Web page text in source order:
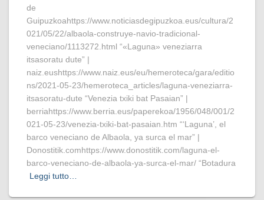
de
Guipuzkoahttps://www.noticiasdegipuzkoa.eus/cultura/2
021/05/22/albaola-construye-navio-tradicional-
veneciano/1113272.html “«Laguna» veneziarra
itsasoratu dute” |
naiz.eushttps://www.naiz.eus/eu/hemeroteca/gara/editio
ns/2021-05-23/hemeroteca_articles/laguna-veneziarra-
itsasoratu-dute “Venezia txiki bat Pasaian” |
berriahttps://www.berria.eus/paperekoa/1956/048/001/2
021-05-23/venezia-txiki-bat-pasaian.htm “‘Laguna’, el
barco veneciano de Albaola, ya surca el mar” |
Donostitik.comhttps://www.donostitik.com/laguna-el-
barco-veneciano-de-albaola-ya-surca-el-mar/ “Botadura
Leggi tutto…